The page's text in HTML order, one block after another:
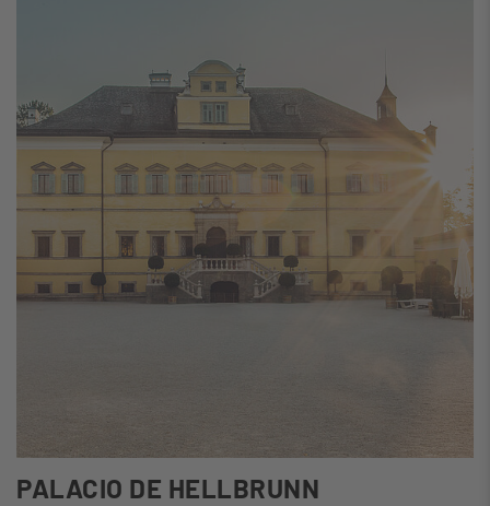
PALACIO DE HELLBRUNN